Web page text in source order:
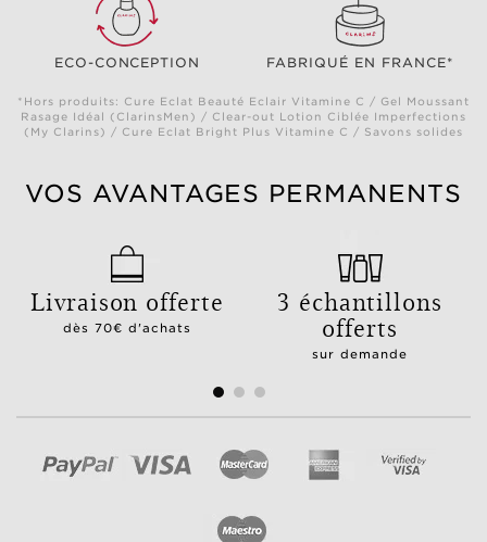
ECO-CONCEPTION FABRIQUÉ EN FRANCE*
*Hors produits: Cure Eclat Beauté Eclair Vitamine C / Gel Moussant
Rasage Idéal (ClarinsMen) / Clear-out Lotion Ciblée Imperfections
(My Clarins) / Cure Eclat Bright Plus Vitamine C / Savons solides
VOS AVANTAGES PERMANENTS
Livraison offerte
dès 70€ d'achats
3 échantillons
offerts
sur demande